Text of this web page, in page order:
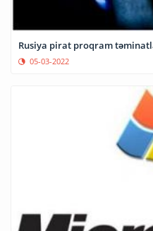
Rusiya pirat proqram
05-03-2022